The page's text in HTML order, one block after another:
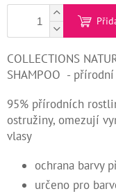
Kontakty
(CZK)
COLLECTIONS
SHAMPOO -
95% přírodních
ostružiny, omezují
vlasy
ochrana barvy
určeno pro